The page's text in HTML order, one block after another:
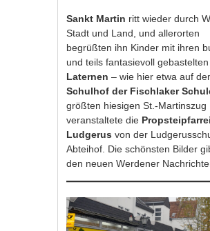
Sankt Martin ritt wieder durch
Stadt und Land, und allerorten
begrüßten ihn Kinder mit ihren
und teils fantasievoll gebastelten
Laternen– wie hier etwa auf
Schulhof der Fischlaker
größten hiesigen St.-Martinszug
veranstaltete die
Ludgerusvon der
Abteihof. Die schönsten Bilder
den neuen Werdener